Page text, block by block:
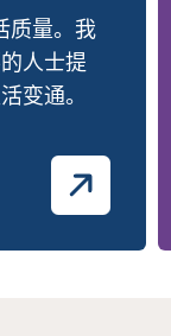
质量。我
人士提
变通。